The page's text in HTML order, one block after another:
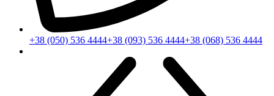
+38 (050) 536 4444+38 (093) 536 4444+38 (068) 536 4444